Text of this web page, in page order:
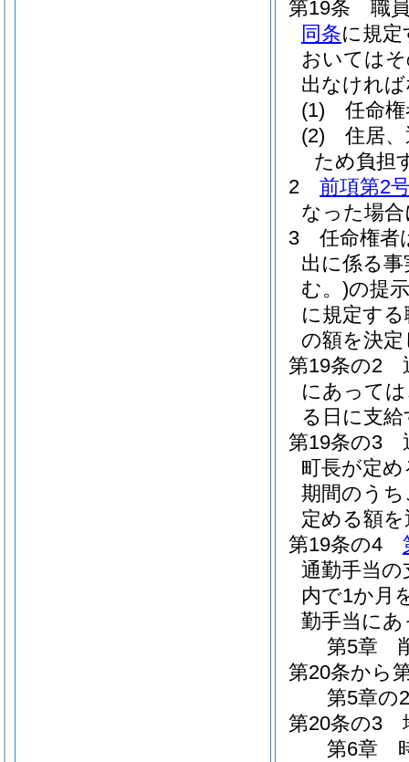
第19条
職
同条に規
おいては
出なけれ
(1)
任命
(2)
住居
ため負担
2
前項第2
なった場
3
任命権者
出に係る
む。)の提
に規定す
の額を決
第19条の2
にあって
る日に支
第19条の3
町長が定
期間のう
定める額
第19条の4
通勤手当
内で1か月
勤手当に
第5章
第20条から
第5章の2
第20条の3
第6章